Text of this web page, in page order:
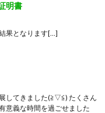
明書
果となります[…]
してきました(≧▽≦) たくさん
意義な時間を過ごせました